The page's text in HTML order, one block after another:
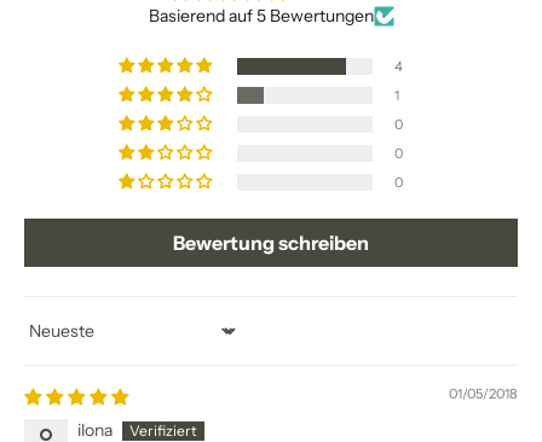
Basierend auf 5 Bewertungen
4
1
0
0
0
Bewertung schreiben
Sort by
01/05/2018
ilona